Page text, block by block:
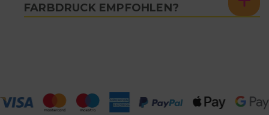
FARBDRUCK EMPFOHLEN?